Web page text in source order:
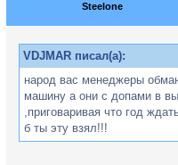
Steelone
VDJMAR писал(а):
народ вас менеджеры
машину а они с допами в
,приговаривая что год
б ты эту взял!!!